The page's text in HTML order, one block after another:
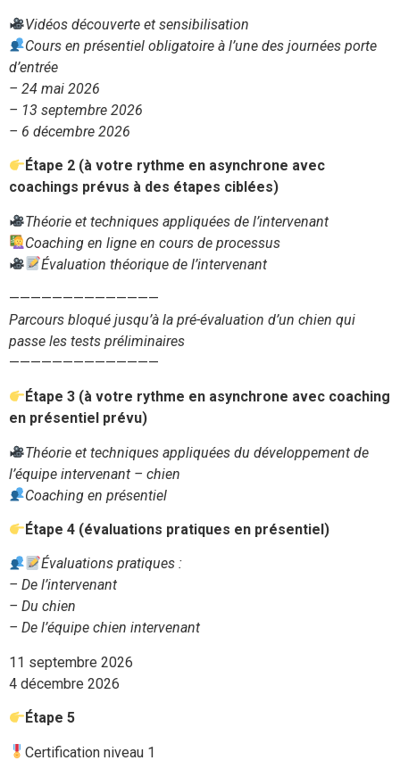
Vidéos découverte et sensibilisation
Cours en présentiel obligatoire à l’une des journées porte
d’entrée
– 24 mai 2026
– 13 septembre 2026
– 6 décembre 2026
Étape 2 (à votre rythme en asynchrone avec
coachings prévus à des étapes ciblées)
Théorie et techniques appliquées de l’intervenant
Coaching en ligne en cours de processus
Évaluation théorique de l’intervenant
——————————————
Parcours bloqué jusqu’à la pré-évaluation d’un chien qui
passe les tests préliminaires
——————————————
Étape 3 (à votre rythme en asynchrone avec coaching
en présentiel prévu)
Théorie et techniques appliquées du développement de
l’équipe intervenant – chien
Coaching en présentiel
Étape 4 (évaluations pratiques en présentiel)
Évaluations pratiques :
– De l’intervenant
– Du chien
– De l’équipe chien intervenant
11 septembre 2026
4 décembre 2026
Étape 5
Certification niveau 1